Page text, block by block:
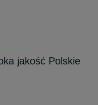
jakość Polskie